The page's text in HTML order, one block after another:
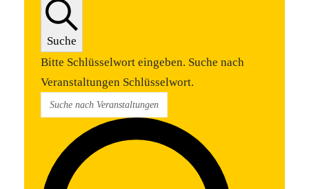
Suche
Bitte Schlüsselwort eingeben. Suche nach
Veranstaltungen Schlüsselwort.